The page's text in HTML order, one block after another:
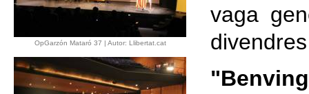
OpGarzón Mataró 37 | Autor: Llibertat.cat
vaga